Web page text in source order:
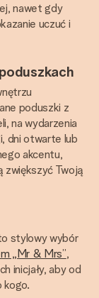
nawet gdy
uczuć i
poduszki z
na wydarzenia
dni otwarte lub
akcentu,
zwiększyć Twoją
stylowy wybór
„Mr & Mrs”,
inicjały, aby od
kogo.